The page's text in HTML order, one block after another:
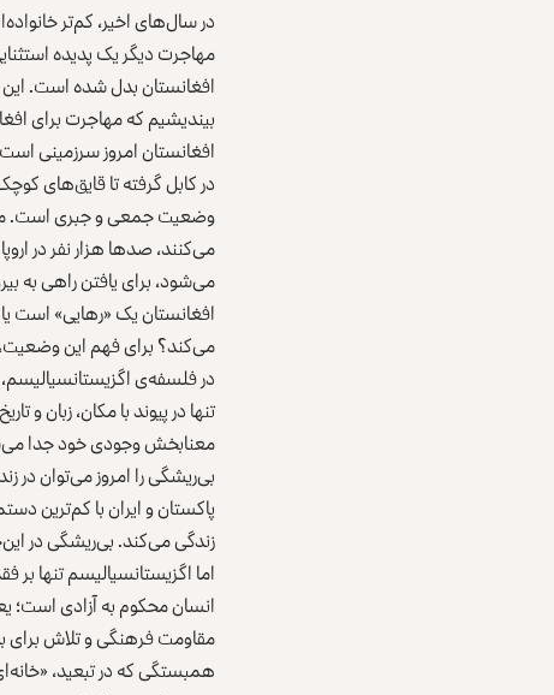
در سال‌های اخیر، کم‌تر
مهاجرت دیگر یک پدیده
افغانستان بدل شده است. این
بیندیشیم که مهاجرت برای
افغانستان امروز سرزمینی
در کابل گرفته تا قایق‌های
وضعیت جمعی و جبری است.
می‌کنند، صدها هزار نفر در
می‌شود، برای یافتن راهی به
افغانستان یک «رهایی» است یا
می‌کند؟ برای فهم این وضعیت،
در فلسفه‌ی
تنها در پیوند با مکان، زبان
معنا‌بخش وجودی خود جدا
پاکستان و ایران با کم‌ترین
زندگی می‌کند. بی‌ریشگی در
اما اگزیستانسیالیسم تنها
انسان محکوم به آزادی است؛
مقاومت فرهنگی و تلاش برای
همبستگی که در تبعید،